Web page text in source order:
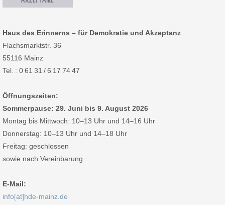
Haus des Erinnerns – für Demokratie und Akzeptanz
Flachsmarktstr. 36
55116 Mainz
Tel. : 0 61 31 / 6 17 74 47
Öffnungszeiten:
Sommerpause: 29. Juni bis 9. August 2026
Montag bis Mittwoch: 10–13 Uhr und 14–16 Uhr
Donnerstag: 10–13 Uhr und 14–18 Uhr
Freitag: geschlossen
sowie nach Vereinbarung
E-Mail:
info[at]hde-mainz.de